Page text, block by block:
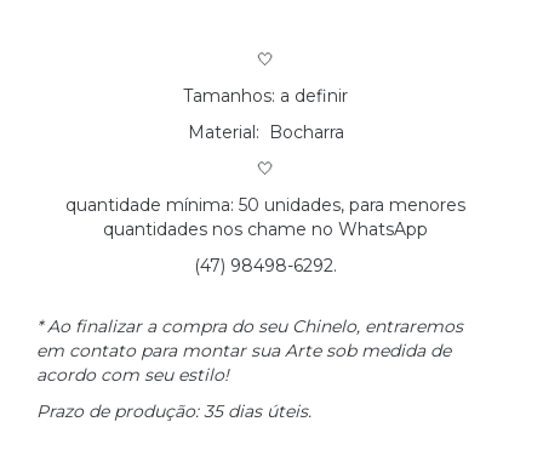
🤍
Tamanhos: a definir
Material: Bocharra
🤍
quantidade mínima: 50 unidades, para menores
quantidades nos chame no WhatsApp
(47) 98498-6292.
* Ao finalizar a compra do seu Chinelo, entraremos
em contato para montar sua Arte sob medida de
acordo com seu estilo!
Prazo de produção: 35 dias úteis.